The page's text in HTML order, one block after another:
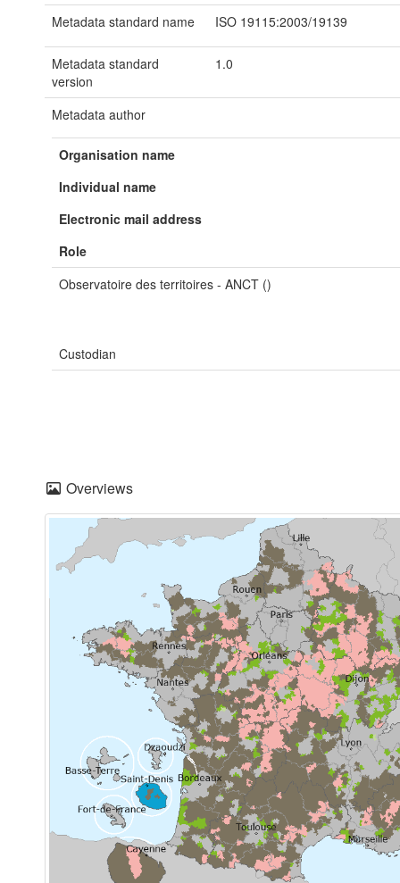
Metadata standard name
ISO 19115:2003/19139
Metadata standard
version
1.0
Metadata author
Organisation name
Individual name
Electronic mail address
Role
Observatoire des territoires - ANCT ()
Custodian
Overviews